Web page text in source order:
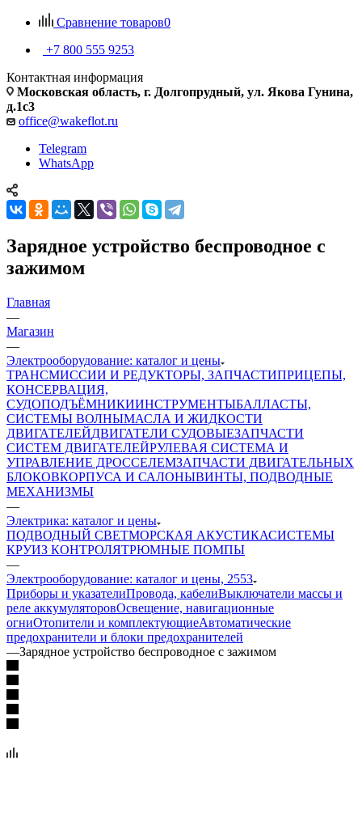
Сравнение товаров0
+7 800 555 9253
Контактная информация
Московская область, г. Долгопрудный, ул. Якова Гунина,
д.1с3
office@wakeflot.ru
Telegram
WhatsApp
Зарядное устройство беспроводное с
зажимом
Главная
—
Магазин
—
Электрооборудование: каталог и цены
ТРАНСМИССИИ И РЕДУКТОРЫ, ЗАПЧАСТИПРИЦЕПЫ,
КОНСЕРВАЦИЯ,
СУДОПОДЪЁМНИКИИНСТРУМЕНТЫБАЛЛАСТЫ,
СИСТЕМЫ ВОЛНЫМАСЛА И ЖИДКОСТИ
ДВИГАТЕЛЕЙДВИГАТЕЛИ СУДОВЫЕЗАПЧАСТИ
СИСТЕМ ДВИГАТЕЛЕЙРУЛЕВАЯ СИСТЕМА И
УПРАВЛЕНИЕ ДРОССЕЛЕМЗАПЧАСТИ ДВИГАТЕЛЬНЫХ
БЛОКОВКОРПУСА И САЛОНЫВИНТЫ, ПОДВОДНЫЕ
МЕХАНИЗМЫ
—
Электрика: каталог и цены
ПОДВОДНЫЙ СВЕТМОРСКАЯ АКУСТИКАСИСТЕМЫ
КРУИЗ КОНТРОЛЯТРЮМНЫЕ ПОМПЫ
—
Электрооборудование: каталог и цены, 2553
Приборы и указателиПровода, кабелиВыключатели массы и
реле аккумуляторовОсвещение, навигационные
огниОтопители и комплектующиеАвтоматические
предохранители и блоки предохранителей
—Зарядное устройство беспроводное с зажимом